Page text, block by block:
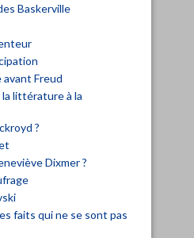
Baskerville
Freud
littérature à la
?
Dixmer ?
faits qui ne se sont pas